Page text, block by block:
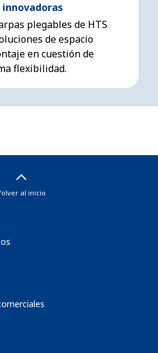
innovadoras
plegables de HTS
de espacio
en cuestión de
flexibilidad.
al inicio